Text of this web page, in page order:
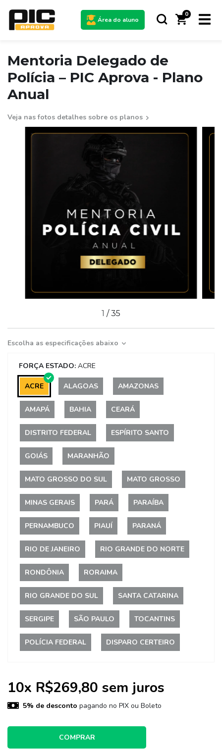
Área do aluno
0
Mentoria Delegado de
Polícia – PIC Aprova - Plano
Anual
Veja nas fotos detalhes sobre os planos
1 /35
Escolha as especificações abaixo
FORÇA ESTADO: ACRE
ACRE ALAGOAS AMAZONAS
AMAPÁ BAHIA CEARÁ
DISTRITO FEDERAL ESPÍRITO SANTO
GOIÁS MARANHÃO
MATO GROSSO DO SUL MATO GROSSO
MINAS GERAIS PARÁ PARAÍBA
PERNAMBUCO PIAUÍ PARANÁ
RIO DE JANEIRO RIO GRANDE DO NORTE
RONDÔNIA RORAIMA
RIO GRANDE DO SUL SANTA CATARINA
SERGIPE SÃO PAULO TOCANTINS
POLÍCIA FEDERAL DISPARO CERTEIRO
10x R$269,80 sem juros
5% de desconto pagando no PIX ou Boleto